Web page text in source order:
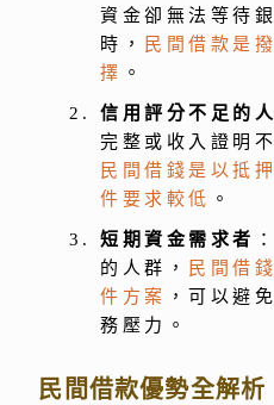
資金卻無法等待
時，
民間借款是
擇 。
信用評分不足的人
完整或收入證明
民間借錢是以抵
件要求較低 。
短期資金需求者
的人群，
民間借
件方案
，可以避
務壓力。
民間借款優勢全解析